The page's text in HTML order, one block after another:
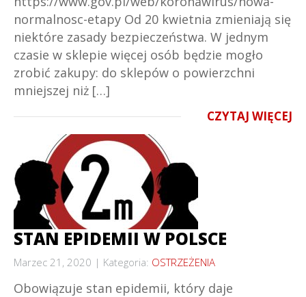
normalnosc-etapy Od 20 kwietnia zmieniają się
niektóre zasady bezpieczeństwa. W jednym
czasie w sklepie więcej osób będzie mogło
zrobić zakupy: do sklepów o powierzchni
mniejszej niż […]
CZYTAJ WIĘCEJ
STAN EPIDEMII W POLSCE
Marzec 21, 2020 Kategoria: OSTRZEŻENIA
Obowiązuje stan epidemii, który daje